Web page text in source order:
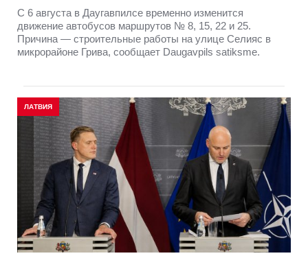
С 6 августа в Даугавпилсе временно изменится
движение автобусов маршрутов № 8, 15, 22 и 25.
Причина — строительные работы на улице Селияс в
микрорайоне Грива, сообщает Daugavpils satiksme.
ЛАТВИЯ